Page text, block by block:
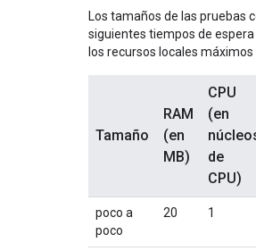
Los tamaños de las pruebas
siguientes tiempos de
los recursos locales
Tamaño
RAM
(en
MB)
CPU
(en
de
CPU)
poco a
poco
20 1